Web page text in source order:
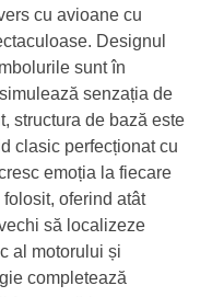
cu avioane cu
Designul
sunt în
senzația de
structura de bază este
clasic perfecționat cu
emoția la fiecare
oferind atât
să localizeze
al motorului și
completează